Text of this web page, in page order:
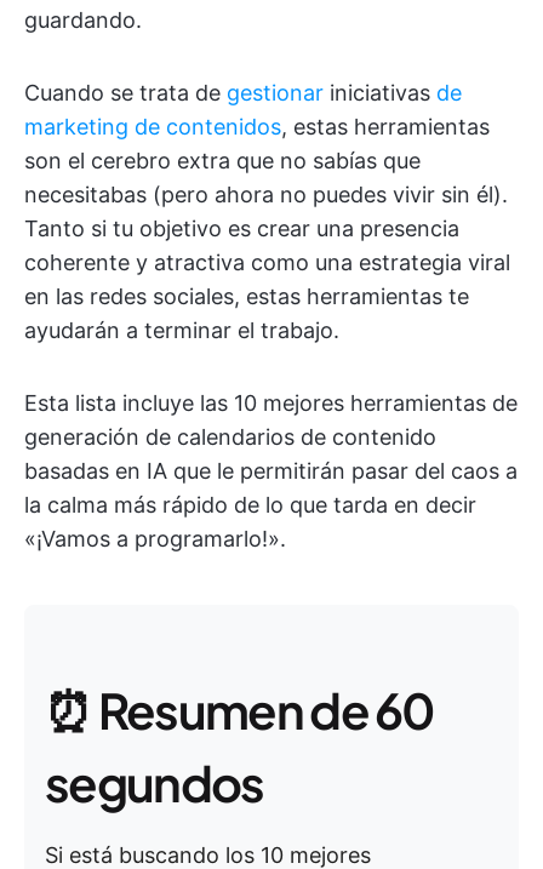
guardando.
Cuando se trata de gestionar iniciativas de
marketing de contenidos, estas herramientas
son el cerebro extra que no sabías que
necesitabas (pero ahora no puedes vivir sin él).
Tanto si tu objetivo es crear una presencia
coherente y atractiva como una estrategia viral
en las redes sociales, estas herramientas te
ayudarán a terminar el trabajo.
Esta lista incluye las 10 mejores herramientas de
generación de calendarios de contenido
basadas en IA que le permitirán pasar del caos a
la calma más rápido de lo que tarda en decir
«¡Vamos a programarlo!».
⏰ Resumen de 60
segundos
Si está buscando los 10 mejores